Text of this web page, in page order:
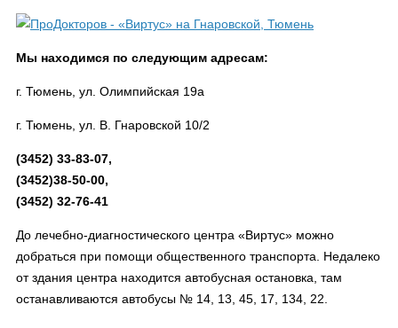
Мы находимся по следующим адресам:
г. Тюмень, ул. Олимпийская 19а
г. Тюмень, ул. В. Гнаровской 10/2
(3452) 33-83-07,
(3452)38-50-00,
(3452) 32-76-41
До лечебно-диагностического центра «Виртус» можно
добраться при помощи общественного транспорта. Недалеко
от здания центра находится автобусная остановка, там
останавливаются автобусы № 14, 13, 45, 17, 134, 22.